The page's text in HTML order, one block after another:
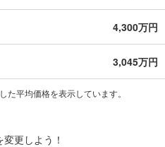
4,300万円
3,045万円
平均価格を表示しています。
変更しよう！